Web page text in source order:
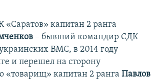
капитан 2 ранга
– бывший командир СДК
ВМС, в 2014 году
и перешел на сторону
«товарищ» капитан 2 ранга Павлов